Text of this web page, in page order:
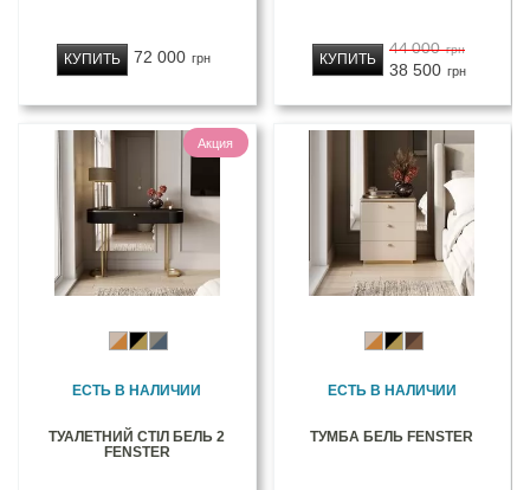
72 000 грн
КУПИТЬ
44 000 грн
38 500 грн
КУПИТЬ
Акция
ЕСТЬ В НАЛИЧИИ
ТУАЛЕТНИЙ СТІЛ БЕЛЬ 2
FENSTER
ЕСТЬ В НАЛИЧИИ
ТУМБА БЕЛЬ FENSTER